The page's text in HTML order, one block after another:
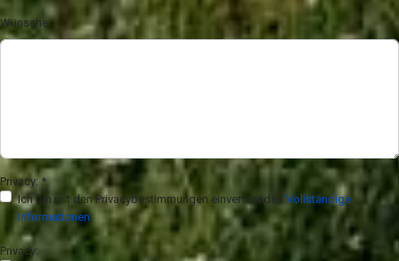
Wünsche:
Privacy: *
Ich bin mit den Privacybestimmungen einverstanden.Vollständige
Informationen.
Privacy: